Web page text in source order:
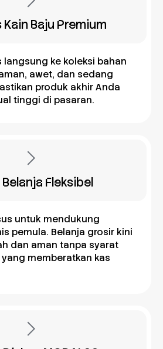
Kain Baju Premium
langsung ke koleksi bahan
awet, dan sedang
produk akhir Anda
tinggi di pasaran.
Belanja Fleksibel
untuk mendukung
pemula. Belanja grosir kini
dan aman tanpa syarat
memberatkan kas